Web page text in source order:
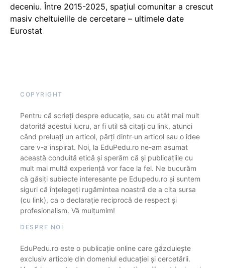
deceniu. Între 2015-2025, spațiul comunitar a crescut
masiv cheltuielile de cercetare – ultimele date
Eurostat
COPYRIGHT
Pentru că scrieți despre educație, sau cu atât mai mult
datorită acestui lucru, ar fi util să citați cu link, atunci
când preluați un articol, părți dintr-un articol sau o idee
care v-a inspirat. Noi, la EduPedu.ro ne-am asumat
această conduită etică și sperăm că și publicațiile cu
mult mai multă experiență vor face la fel. Ne bucurăm
că găsiți subiecte interesante pe Edupedu.ro și suntem
siguri că înțelegeți rugămintea noastră de a cita sursa
(cu link), ca o declarație reciprocă de respect și
profesionalism. Vă mulțumim!
DESPRE NOI
EduPedu.ro este o publicație online care găzduiește
exclusiv articole din domeniul educației și cercetării.